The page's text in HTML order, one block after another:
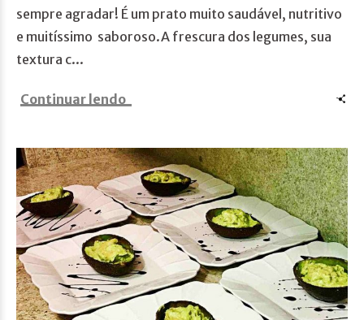
sempre agradar! É um prato muito saudável, nutritivo
e muitíssimo saboroso.A frescura dos legumes, sua
textura c...
Continuar lendo